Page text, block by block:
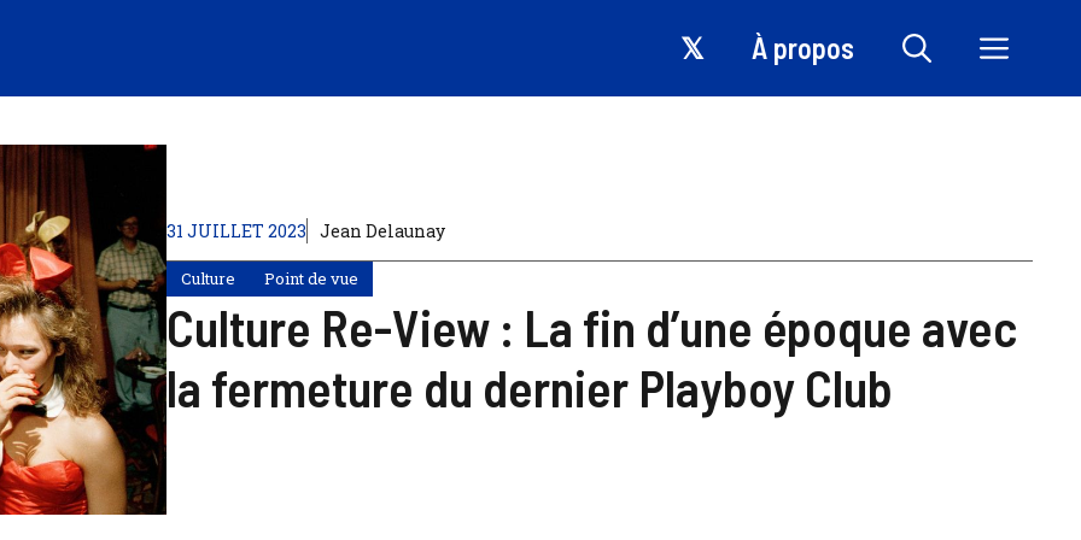
𝕏 À propos
31 JUILLET 2023 Jean Delaunay
Culture Point de vue
Culture Re-View : La fin d’une époque avec
la fermeture du dernier Playboy Club